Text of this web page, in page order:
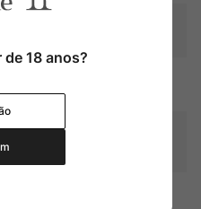
púrpura
de 18 anos?